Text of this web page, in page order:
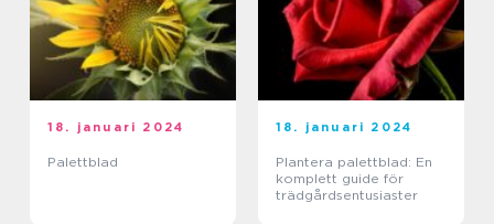
18. januari 2024
Palettblad
18. januari 2024
Plantera palettblad: En
komplett guide för
trädgårdsentusiaster